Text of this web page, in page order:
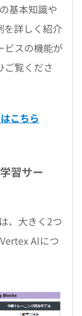
基本知識や
を詳しく紹介
ビスの機能が
ご覧くださ
こちら
習サー
、大きく2つ
AIにつ